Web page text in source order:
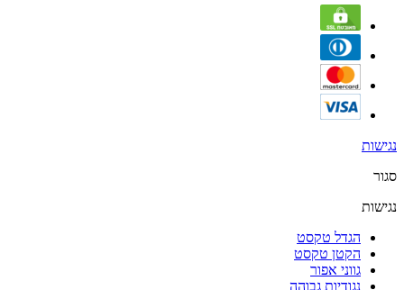
נגישות
סגור
נגישות
הגדל טקסט
הקטן טקסט
גווני אפור
נגודיות גבוהה